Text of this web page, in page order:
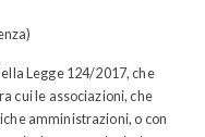
Legge 124/2017, che
cui le associazioni, che
amministrazioni, o con